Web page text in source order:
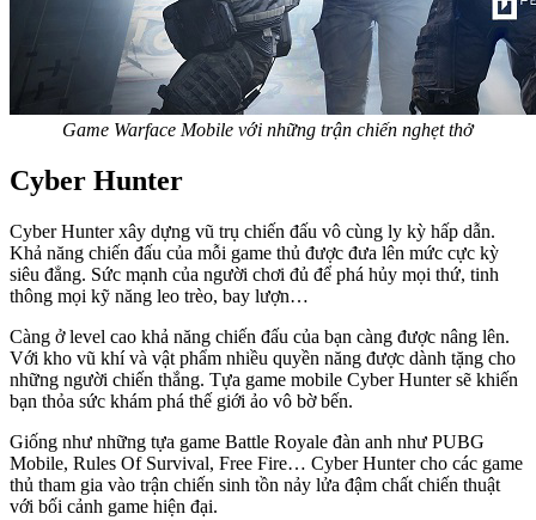
Game Warface Mobile với những trận chiến nghẹt thở
Cyber Hunter
Cyber Hunter xây dựng vũ trụ chiến đấu vô cùng ly kỳ hấp dẫn.
Khả năng chiến đấu của mỗi game thủ được đưa lên mức cực kỳ
siêu đẳng. Sức mạnh của người chơi đủ để phá hủy mọi thứ, tinh
thông mọi kỹ năng leo trèo, bay lượn…
Càng ở level cao khả năng chiến đấu của bạn càng được nâng lên.
Với kho vũ khí và vật phẩm nhiều quyền năng được dành tặng cho
những người chiến thắng. Tựa game mobile Cyber Hunter sẽ khiến
bạn thỏa sức khám phá thế giới ảo vô bờ bến.
Giống như những tựa game Battle Royale đàn anh như PUBG
Mobile, Rules Of Survival, Free Fire… Cyber Hunter cho các game
thủ tham gia vào trận chiến sinh tồn nảy lửa đậm chất chiến thuật
với bối cảnh game hiện đại.